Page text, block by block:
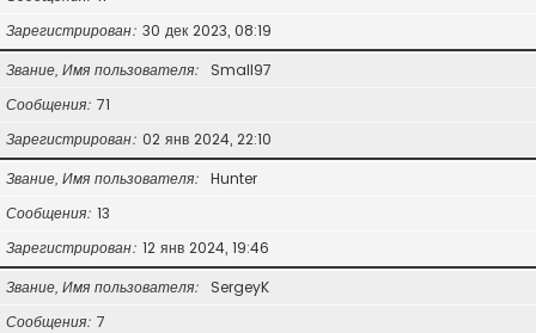
Зарегистрирован 30 дек 2023, 08:19
Звание, Имя пользователя
Small97
Сообщения 71
Зарегистрирован 02 янв 2024, 22:10
Звание, Имя пользователя
Hunter
Сообщения 13
Зарегистрирован 12 янв 2024, 19:46
Звание, Имя пользователя
SergeyK
Сообщения 7